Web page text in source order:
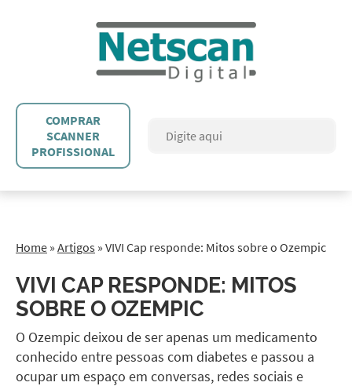
COMPRAR
SCANNER
PROFISSIONAL
Home » Artigos » VIVI Cap responde: Mitos sobre o Ozempic
VIVI CAP RESPONDE: MITOS
SOBRE O OZEMPIC
O Ozempic deixou de ser apenas um medicamento
conhecido entre pessoas com diabetes e passou a
ocupar um espaço em conversas, redes sociais e